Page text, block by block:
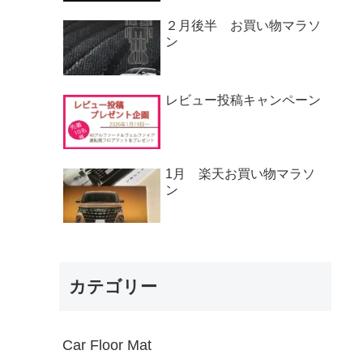
２月後半 お買い物マラソ
ン
レビュー投稿キャンペーン
1月 楽天お買い物マラソ
ン
カテゴリー
Car Floor Mat